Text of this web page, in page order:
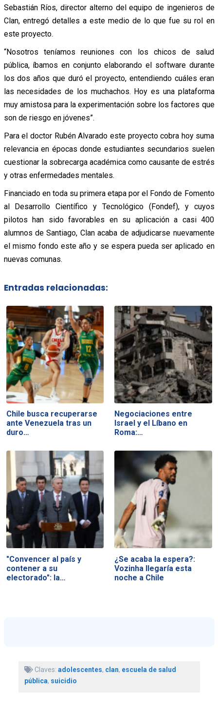
Sebastián Ríos, director alterno del equipo de ingenieros de
Clan, entregó detalles a este medio de lo que fue su rol en
este proyecto.
“Nosotros teníamos reuniones con los chicos de salud
pública, íbamos en conjunto elaborando el software durante
los dos años que duró el proyecto, entendiendo cuáles eran
las necesidades de los muchachos. Hoy es una plataforma
muy amistosa para la experimentación sobre los factores que
son de riesgo en jóvenes”.
Para el doctor Rubén Alvarado este proyecto cobra hoy suma
relevancia en épocas donde estudiantes secundarios suelen
cuestionar la sobrecarga académica como causante de estrés
y otras enfermedades mentales.
Financiado en toda su primera etapa por el Fondo de Fomento
al Desarrollo Científico y Tecnológico (Fondef), y cuyos
pilotos han sido favorables en su aplicación a casi 400
alumnos de Santiago, Clan acaba de adjudicarse nuevamente
el mismo fondo este año y se espera pueda ser aplicado en
nuevas comunas.
Entradas relacionadas:
Chile busca recuperarse
ante Venezuela tras un
duro…
Negociaciones entre
Israel y el Líbano en
Roma:…
"Convencer al país y
contener a su
electorado": la…
¿Se acaba la espera?:
Vozinha llegaría esta
noche a Chile
Claves: adolescentes, clan, escuela de salud
pública, suicidio